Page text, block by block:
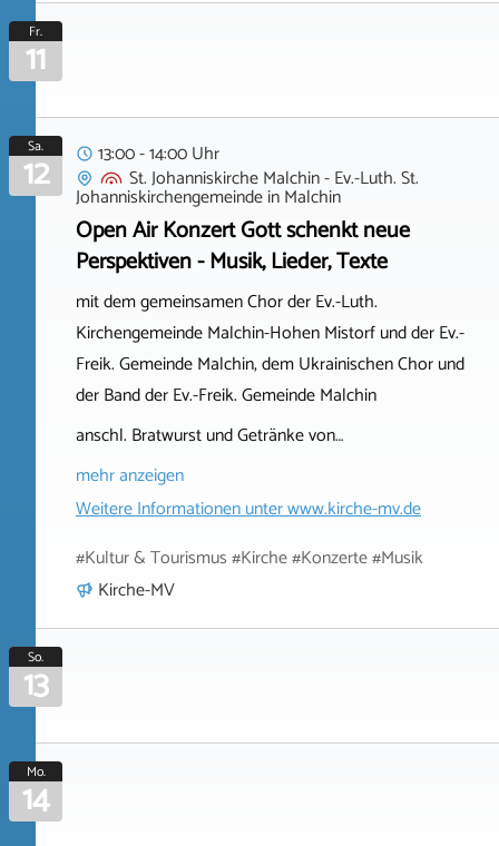
Fr.
11
Sa.
12
13:00 - 14:00 Uhr
St. Johanniskirche Malchin - Ev.-Luth. St.
JohanniskirchengemeindeinMalchin
Open Air Konzert Gott schenkt neue
Perspektiven - Musik, Lieder, Texte
mit dem gemeinsamen Chor der Ev.-Luth.
Kirchengemeinde Malchin-Hohen Mistorf und der Ev.-
Freik. Gemeinde Malchin, dem Ukrainischen Chor und
der Band der Ev.-Freik. Gemeinde Malchin
anschl. Bratwurst und Getränke von…
mehr anzeigen
Weitere Informationen unterwww.kirche-mv.de
#Kultur & Tourismus #Kirche #Konzerte #Musik
Kirche-MV
So.
13
Mo.
14